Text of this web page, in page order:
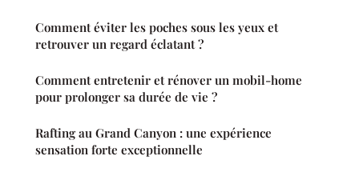
Comment éviter les poches sous les yeux et
retrouver un regard éclatant ?
Comment entretenir et rénover un mobil-home
pour prolonger sa durée de vie ?
Rafting au Grand Canyon : une expérience
sensation forte exceptionnelle